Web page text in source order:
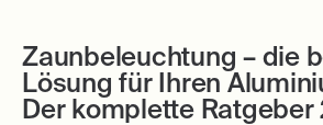
Zaunbeleuchtung – die
Lösung für Ihren
Der komplette Ratgeber